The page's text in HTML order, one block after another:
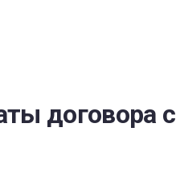
договора с